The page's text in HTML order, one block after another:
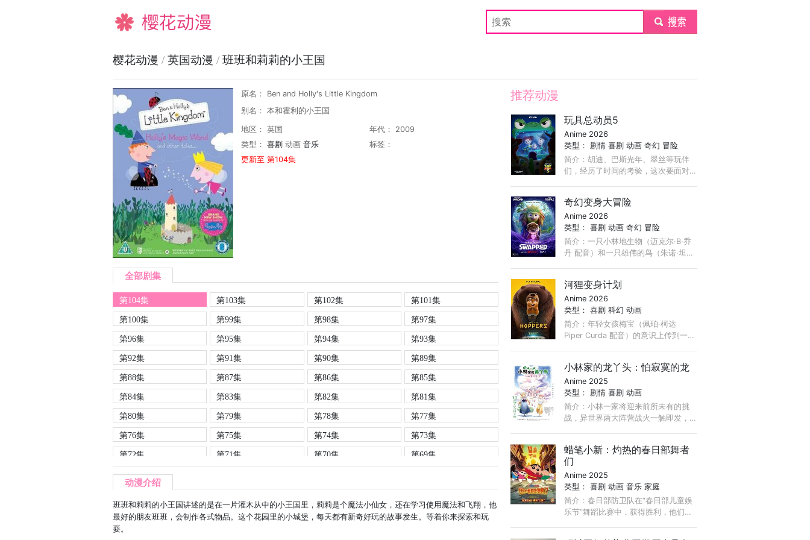
樱花动漫 submit
樱花动漫 / 英国动漫 / 班班和莉莉的小王国
原名： Ben and Holly's Little Kingdom
别名： 本和霍利的小王国
地区： 英国
年代： 2009
类型： 喜剧 动画 音乐
标签：
更新至 第104集
全部剧集
第104集 第103集 第102集
第101集
第100集
第99集 第98集
第97集
第96集
第95集 第94集
第93集
第92集
第91集 第90集
第89集
第88集
第87集 第86集
第85集
第84集
第83集 第82集
第81集
第80集
第79集 第78集
第77集
第76集
第75集 第74集
第73集
第72集
第71集 第70集
第69集
第68集
第60集
第59集 第58集
第57集
第56集
动漫介绍
班班和莉莉的小王国讲述的是在一片灌木从中的小王国里，莉莉是个魔法小仙女，还在学习使用魔法和飞翔，他
最好的朋友班班，会制作各式物品。这个花园里的小城堡，每天都有新奇好玩的故事发生。等着你来探索和玩
耍。
推荐动漫
玩具总动员5
Anime 2026
类型： 剧情 喜剧 动画 奇幻 冒险
简介：胡迪、巴斯光年、翠丝等玩伴
们，经历了时间的考验，这次要面对
奇幻变身大冒险
Anime 2026
类型：喜剧 动画 奇幻 冒险
简介：一只小林地生物（迈克尔·B·乔
丹 配音）和一只雄伟的鸟（朱诺·坦普
彼此的羽毛和毛皮）才能度过他们生
命中最狂野的冒险。
河狸变身计划
Anime 2026
类型：喜剧 科幻 动画
简介：年轻女孩梅宝（佩珀·柯达
Piper Curda 配音）的意识上传到一只
物击退了一个房地产开发商的计划。
小林家的龙丫头：怕寂寞的龙
Anime 2025
类型： 剧情 喜剧 动画
简介：小林一家将迎来前所未有的挑
战，异世界两大阵营战火一触即发，
如何选择？
蜡笔小新：灼热的春日部舞者
们
Anime 2025
类型：喜剧 动画 音乐 家庭
简介：春日部防卫队在“春日部儿童娱
乐节”舞蹈比赛中，获得胜利，他们因